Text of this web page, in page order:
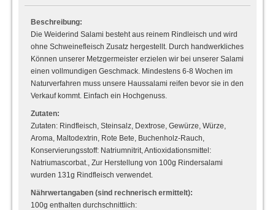
Beschreibung:
Die Weiderind Salami besteht aus reinem Rindleisch und wird
ohne Schweinefleisch Zusatz hergestellt. Durch handwerkliches
Können unserer Metzgermeister erzielen wir bei unserer Salami
einen vollmundigen Geschmack. Mindestens 6-8 Wochen im
Naturverfahren muss unsere Haussalami reifen bevor sie in den
Verkauf kommt. Einfach ein Hochgenuss.
Zutaten:
Zutaten: Rindfleisch, Steinsalz, Dextrose, Gewürze, Würze,
Aroma, Maltodextrin, Rote Bete, Buchenholz-Rauch,
Konservierungsstoff: Natriumnitrit, Antioxidationsmittel:
Natriumascorbat., Zur Herstellung von 100g Rindersalami
wurden 131g Rindfleisch verwendet.
Nährwertangaben (sind rechnerisch ermittelt):
100g enthalten durchschnittlich: